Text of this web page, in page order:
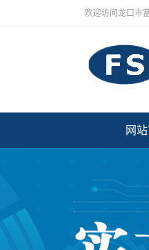
欢迎访问龙口市
网